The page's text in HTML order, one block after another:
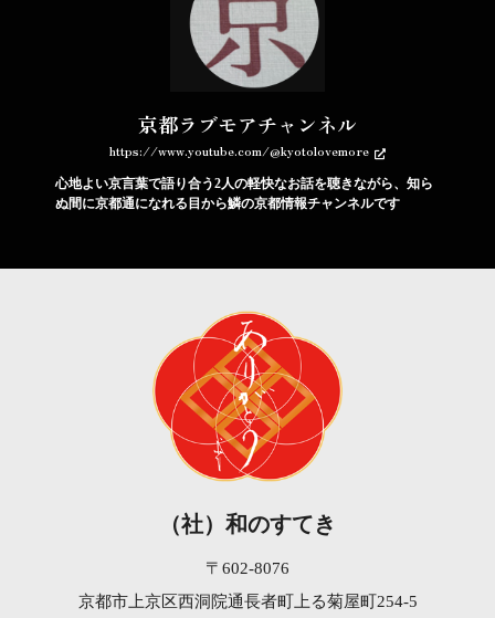
京都ラブモアチャンネル
https://www.youtube.com/@kyotolovemore
心地よい京言葉で語り合う2人の軽快なお話を聴きながら、知ら
ぬ間に京都通になれる目から鱗の京都情報チャンネルです
（社）和のすてき
〒602-8076
京都市上京区西洞院通長者町上る菊屋町254-5